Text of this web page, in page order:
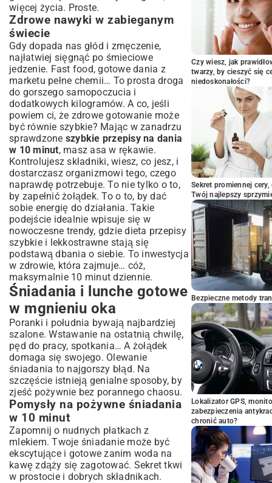
więcej życia. Proste.
Zdrowe nawyki w zabieganym
świecie
Gdy dopada nas głód i zmęczenie,
najłatwiej sięgnąć po śmieciowe
jedzenie. Fast food, gotowe dania z
marketu pełne chemii… To prosta droga
do gorszego samopoczucia i
dodatkowych kilogramów. A co, jeśli
powiem ci, że zdrowe gotowanie może
być równie szybkie? Mając w zanadrzu
sprawdzone szybkie przepisy na dania
w 10 minut, masz asa w rękawie.
Kontrolujesz składniki, wiesz, co jesz, i
dostarczasz organizmowi tego, czego
naprawdę potrzebuje. To nie tylko o to,
by zapełnić żołądek. To o to, by dać
sobie energię do działania. Takie
podejście idealnie wpisuje się w
nowoczesne trendy, gdziedieta przepisy
szybkie i lekkostrawne stają się
podstawą dbania o siebie. To inwestycja
w zdrowie, która zajmuje… cóż,
maksymalnie 10 minut dziennie.
Śniadania i lunche gotowe
w mgnieniu oka
Poranki i południa bywają najbardziej
szalone. Wstawanie na ostatnią chwilę,
pęd do pracy, spotkania… A żołądek
domaga się swojego. Olewanie
śniadania to najgorszy błąd. Na
szczęście istnieją genialne sposoby, by
zjeść pożywnie bez porannego chaosu.
Pomysły na pożywne śniadania
w 10 minut
Zapomnij o nudnych płatkach z
mlekiem. Twoje śniadanie może być
ekscytujące i gotowe zanim woda na
kawę zdąży się zagotować. Sekret tkwi
w prostocie i dobrych składnikach.
Czy wiesz, jak
twarzy, by cieszyć się
niedoskonałości?
Sekret promiennej
Twój najlepszy
Bezpieczne metody
Lokalizator GPS,
zabezpieczenia
chronić auto?